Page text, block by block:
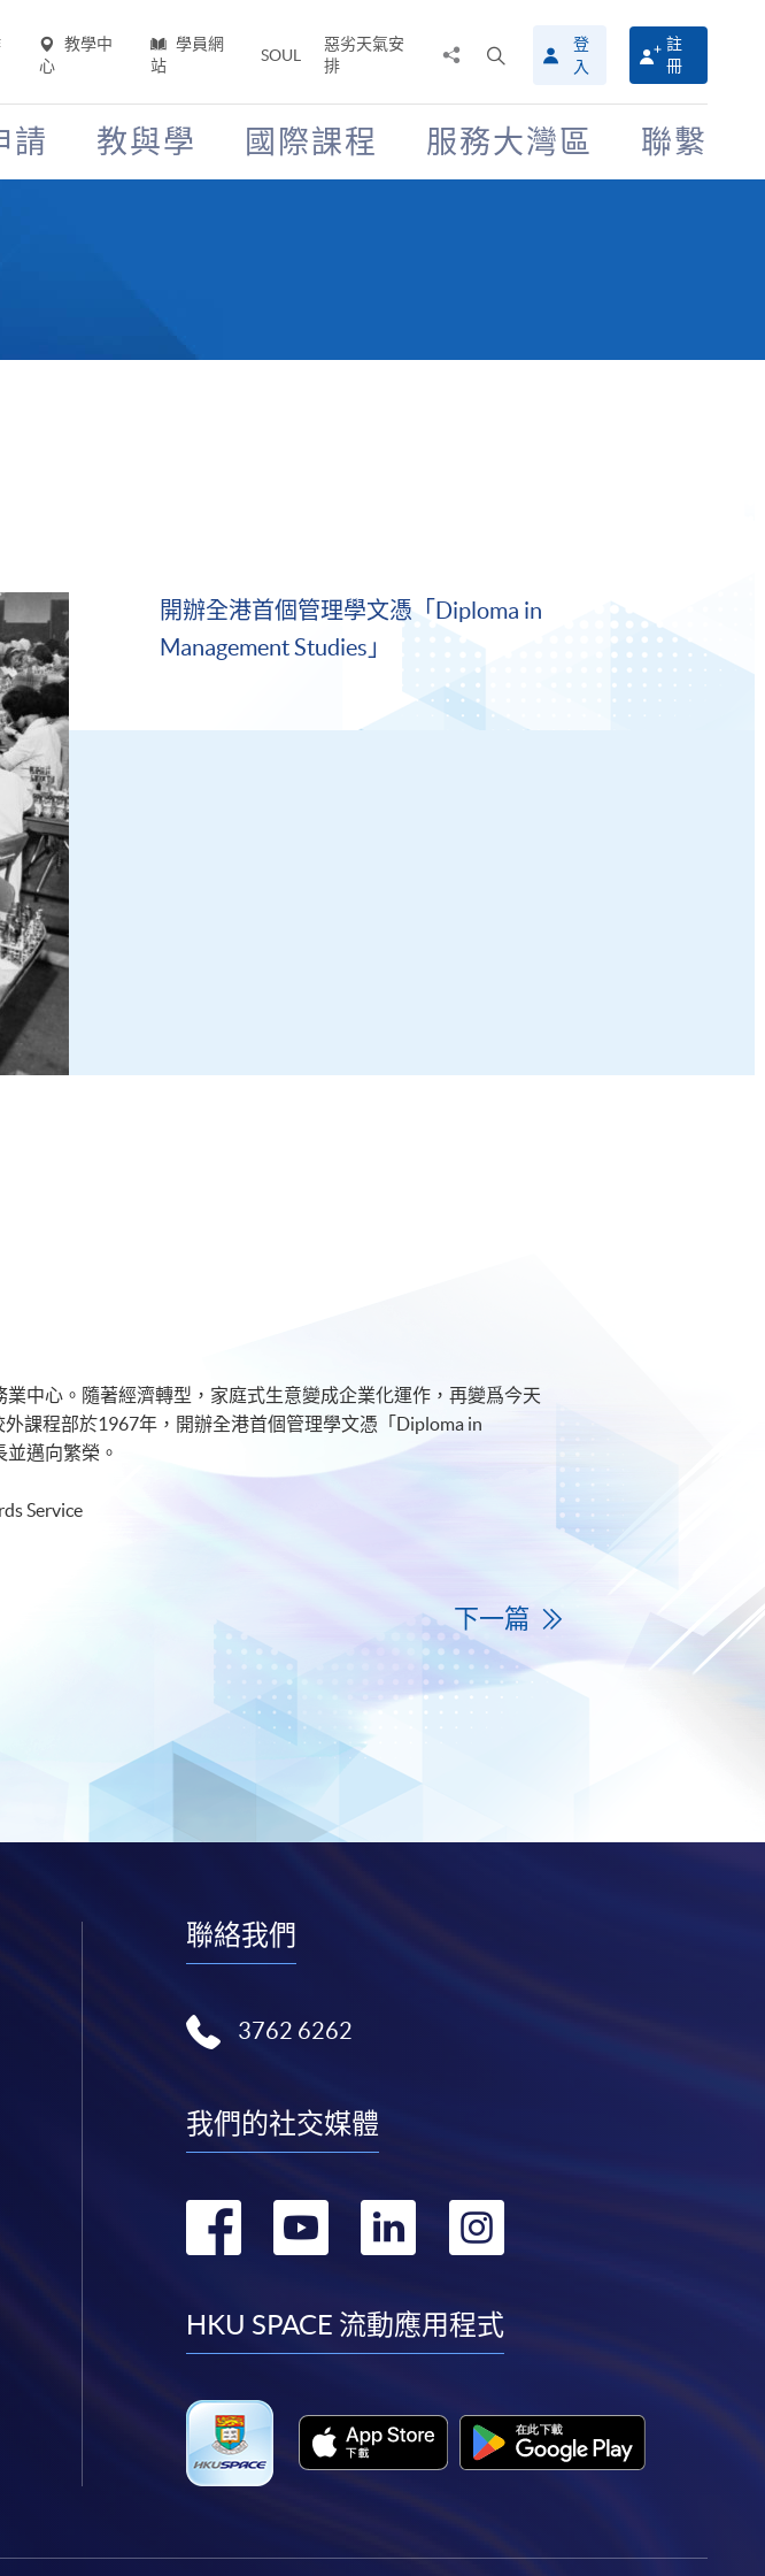
教學中
心
學員網
站
SOUL
惡劣天氣安
排
搜
尋
介
面
登
入
註
冊
請 教與學 國際課程 服務大灣區 聯繫
開辦全港首個管理學文憑「Diploma in
Management Studies」
中心。隨著經濟轉型，家庭式生意變成企業化運作，再變爲今天
課程部於1967年，開辦全港首個管理學文憑「Diploma in
邁向繁榮。
Service
下一篇
聯絡我們
3762 6262
我們的社交媒體
轉
facebook
轉
youtube
轉
linkedin
轉
instagram
HKU SPACE 流動應用程式